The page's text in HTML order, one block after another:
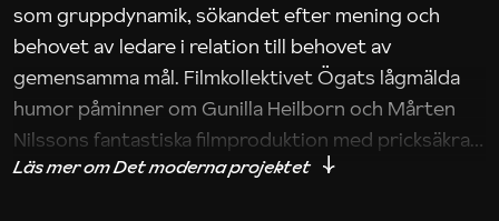
som gruppdynamik, sökandet efter mening och
behovet av ledare i relation till behovet av
gemensamma mål. Filmkollektivet Ögats lågmälda
humor påminner om Gunilla Heilborn och Mårten
Nilssons fantastiska filmproduktion med pricksäkra
iakttagelser om hur svårt det kan vara att omsätta